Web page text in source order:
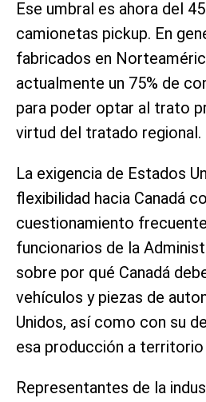
Ese umbral es ahora del
camionetas pickup. En
fabricados en
actualmente un 75% de
para ‌poder optar ‌al trato
virtud del tratado regional.
La exigencia de Estados
flexibilidad hacia Canadá
cuestionamiento
funcionarios de la
sobre por qué Canadá
vehículos y piezas de
Unidos, así como con su
esa producción a
Representantes de la